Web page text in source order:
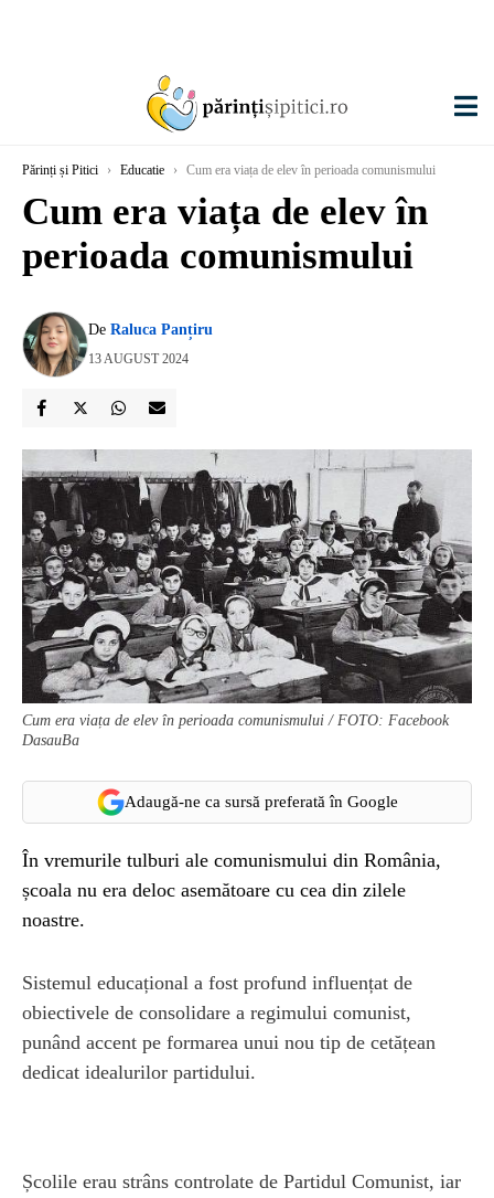
Părinți și Pitici › Educatie › Cum era viața de elev în perioada comunismului
Cum era viața de elev în
perioada comunismului
De Raluca Panțiru
13 AUGUST 2024
Cum era viața de elev în perioada comunismului / FOTO: Facebook
DasauBa
Adaugă-ne ca sursă preferată în Google
În vremurile tulburi ale comunismului din România,
școala nu era deloc asemătoare cu cea din zilele
noastre.
Sistemul educațional a fost profund influențat de
obiectivele de consolidare a regimului comunist,
punând accent pe formarea unui nou tip de cetățean
dedicat idealurilor partidului.
Școlile erau strâns controlate de Partidul Comunist, iar